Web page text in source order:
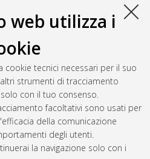
web utilizza i
tecnici necessari per il suo
strumenti di tracciamento
con il tuo consenso.
facoltativi sono usati per
della comunicazione
degli utenti.
la navigazione solo con i
frazionaria di Riemann-
[Laurea], Università di
Matematica [L-DM270]
ilWed Aug 5 17:58:19 2026
CEST